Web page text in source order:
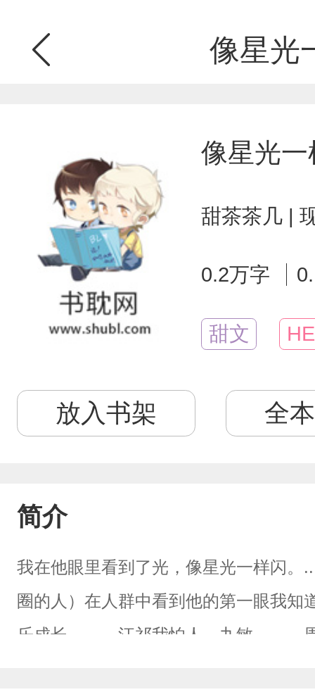
像星光
像星光
甜茶茶几 |
0.2万字
甜文 HE
放入书架 全
简介
我在他眼里看到了光，像星光一样闪。
圈的人）在人群中看到他的第一眼我
乐成长。——江祁我怕人，九敏。——